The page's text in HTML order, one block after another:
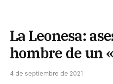
La Leonesa:
hombre de un
4 de septiembre de 2021